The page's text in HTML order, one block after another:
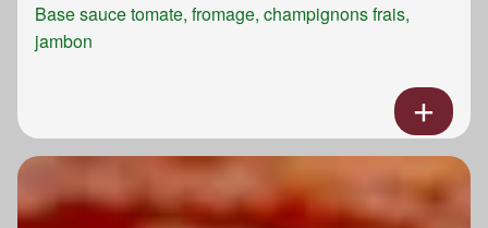
Base sauce tomate, fromage, champignons frais,
jambon